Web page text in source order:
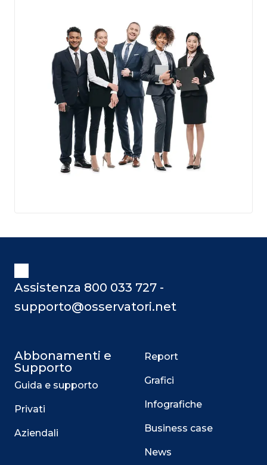
Assistenza 800 033 727 -
supporto@osservatori.net
Abbonamenti e
Supporto
Guida e supporto
Privati
Aziendali
Report
Grafici
Infografiche
Business case
News